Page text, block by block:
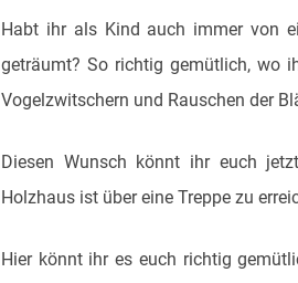
Habt ihr als Kind auch immer von
geträumt? So richtig gemütlich, wo
Vogelzwitschern und Rauschen der
Diesen Wunsch könnt ihr euch
Holzhaus ist über eine Treppe zu
Hier könnt ihr es euch richtig